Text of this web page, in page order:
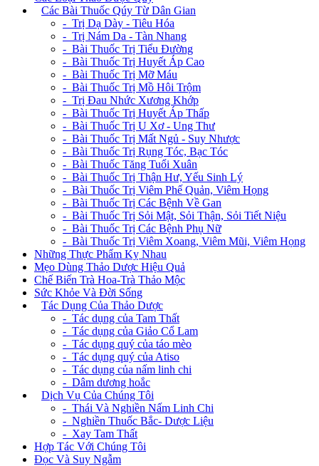
Các Bài Thuốc Qúy Từ Dân Gian
- Trị Dạ Dày - Tiêu Hóa
- Trị Nám Da - Tàn Nhang
- Bài Thuốc Trị Tiểu Đường
- Bài Thuốc Trị Huyết Áp Cao
- Bài Thuốc Trị Mỡ Máu
- Bài Thuốc Trị Mồ Hôi Trộm
- Trị Đau Nhức Xương Khớp
- Bài Thuốc Trị Huyết Áp Thấp
- Bài Thuốc Trị U Xơ - Ung Thư
- Bài Thuốc Trị Mất Ngủ - Suy Nhược
- Bài Thuốc Trị Rụng Tóc, Bạc Tóc
- Bài Thuốc Tăng Tuổi Xuân
- Bài Thuốc Trị Thận Hư, Yếu Sinh Lý
- Bài Thuốc Trị Viêm Phế Quản, Viêm Họng
- Bài Thuốc Trị Các Bệnh Về Gan
- Bài Thuốc Trị Sỏi Mật, Sỏi Thận, Sỏi Tiết Niệu
- Bài Thuốc Trị Các Bệnh Phụ Nữ
- Bài Thuốc Trị Viêm Xoang, Viêm Mũi, Viêm Họng
Những Thực Phẩm Kỵ Nhau
Mẹo Dùng Thảo Dược Hiệu Quả
Chế Biến Trà Hoa-Trà Thảo Mộc
Sức Khỏe Và Đời Sống
Tác Dụng Của Thảo Dược
- Tác dụng của Tam Thất
- Tác dụng của Giảo Cổ Lam
- Tác dụng quý của táo mèo
- Tác dụng quý của Atiso
- Tác dụng của nấm linh chi
- Dâm dương hoắc
Dịch Vụ Của Chúng Tôi
- Thái Và Nghiền Nấm Linh Chi
- Nghiền Thuốc Bắc- Dược Liệu
- Xay Tam Thất
Hợp Tác Với Chúng Tôi
Đọc Và Suy Ngẫm